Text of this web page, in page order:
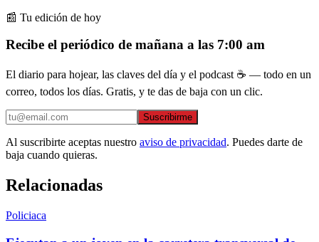
📰 Tu edición de hoy
Recibe el periódico de mañana a las 7:00 am
El diario para hojear, las claves del día y el podcast ☕ — todo en un
correo, todos los días. Gratis, y te das de baja con un clic.
Suscribirme
Al suscribirte aceptas nuestro aviso de privacidad. Puedes darte de
baja cuando quieras.
Relacionadas
Policiaca